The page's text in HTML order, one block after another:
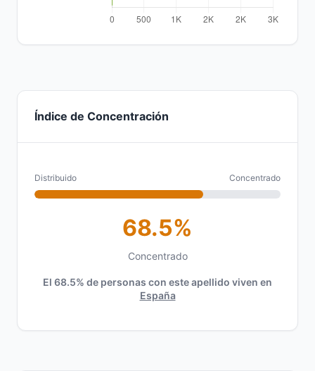
Índice de Concentración
Distribuido Concentrado
68.5%
Concentrado
El 68.5% de personas con este apellido viven en
España